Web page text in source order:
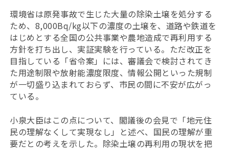
環境省は原発事故で生じた大量の除染土壌を処分する
ため、8,000Bq/kg以下の濃度の土壌を、道路や鉄道を
はじめとする全国の公共事業や農地造成で再利用する
方針を打ち出し、実証実験を行っている。ただ改正を
目指している「省令案」には、審議会で検討されてき
た用途制限や放射能濃度限度、情報公開といった規制
が一切盛り込まれておらず、市民の間に不安が広がっ
ている。
小泉大臣はこの点について、閣議後の会見で「地元住
民の理解なくして実現なし」と述べ、国民の理解が重
要だとの考えを示した。除染土壌の再利用の現状を把